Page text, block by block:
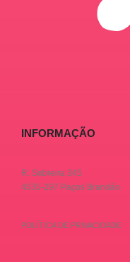
INFORMAÇÃO
R. Sobreira 345
4535-297 Paços Brandão
POLÍTICA DE PRIVACIDADE